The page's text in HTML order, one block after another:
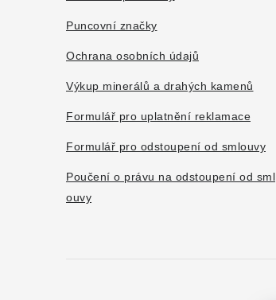
Puncovní značky
Ochrana osobních údajů
Výkup minerálů a drahých kamenů
Formulář pro uplatnění reklamace
Formulář pro odstoupení od smlouvy
Poučení o právu na odstoupení od sml
ouvy